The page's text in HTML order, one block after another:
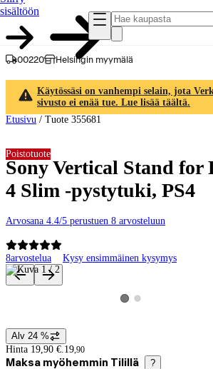
sisältöön
00220 Helsingin myymälä
Käytössäsi on vanhempi selain, jota
sivusto ei enää tue. Lue lisää täältä.
Etusivu / Tuote 355681
Sony Vertical Stand for
4 Slim -pystytuki, PS4
Arvosana 4.4/5 perustuen 8 arvosteluun
8arvostelua Kysy ensimmäinen kysymys
Poistotuote
Tuotteen kuvat ja videot
Katso tuotekuva 1
Katso tuotekuva 2
Hintatiedot
Alv 24 %
Hinta 19,90 €. 19,90
Maksa myöhemmin Tilillä ?